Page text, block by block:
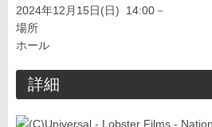
2024年12月15日(日) 14:00－
場所
ホール
詳細